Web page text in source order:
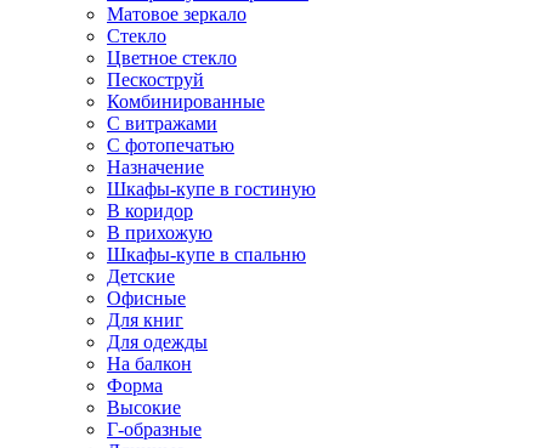
Матовое зеркало
Стекло
Цветное стекло
Пескоструй
Комбинированные
С витражами
С фотопечатью
Назначение
Шкафы-купе в гостиную
В коридор
В прихожую
Шкафы-купе в спальню
Детские
Офисные
Для книг
Для одежды
На балкон
Форма
Высокие
Г-образные